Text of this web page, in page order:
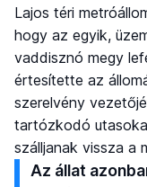
Lajos téri
hogy az egyik,
vaddisznó megy
értesítette az
szerelvény
tartózkodó
szálljanak vissza a
Az állat